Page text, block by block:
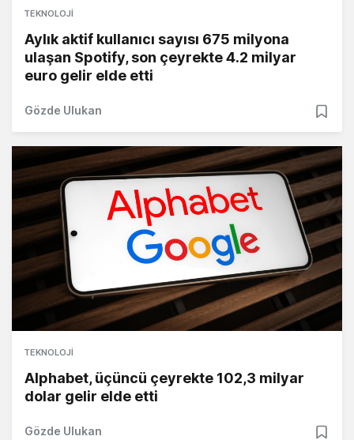
TEKNOLOJI
Aylık aktif kullanıcı sayısı 675 milyona
ulaşan Spotify, son çeyrekte 4.2 milyar
euro gelir elde etti
Gözde Ulukan
TEKNOLOJI
Alphabet, üçüncü çeyrekte 102,3 milyar
dolar gelir elde etti
Gözde Ulukan